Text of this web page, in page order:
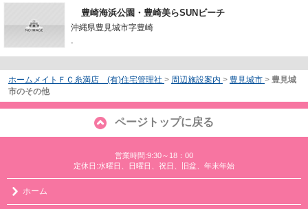
豊崎海浜公園・豊崎美らSUNビーチ
沖縄県豊見城市字豊崎
-
ホームメイトＦＣ糸満店 (有)住宅管理社 > 周辺施設案内 > 豊見城市 > 豊見城
市のその他
ページトップに戻る
営業時間:9:30～18：00
定休日:水曜日、日曜日、祝日、旧盆、年末年始
ホーム